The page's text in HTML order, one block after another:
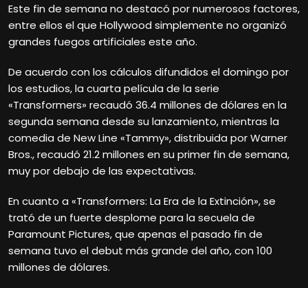
Este fin de semana no destacó por numerosos factores,
entre ellos el que Hollywood simplemente no organizó
grandes fuegos artificiales este año.
De acuerdo con los cálculos difundidos el domingo por
los estudios, la cuarta película de la serie
«Transformers» recaudó 36.4 millones de dólares en la
segunda semana desde su lanzamiento, mientras la
comedia de New Line «Tammy», distribuida por Warner
Bros., recaudó 21.2 millones en su primer fin de semana,
muy por debajo de las expectativas.
En cuanto a «Transformers: La Era de la Extinción», se
trató de un fuerte desplome para la secuela de
Paramount Pictures, que apenas el pasado fin de
semana tuvo el debut más grande del año, con 100
millones de dólares.